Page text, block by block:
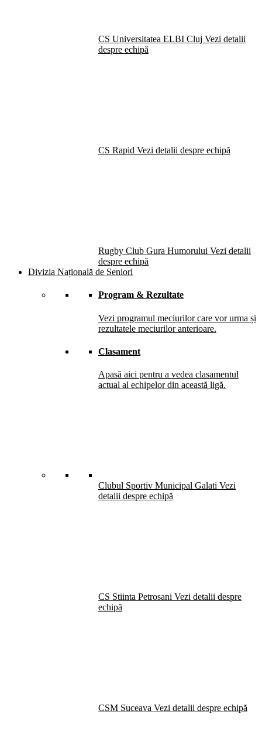
CS Universitatea ELBI Cluj Vezi detalii
despre echipă
CS Rapid Vezi detalii despre echipă
Rugby Club Gura Humorului Vezi detalii
despre echipă
Divizia Națională de Seniori
Program & Rezultate
Vezi programul meciurilor care vor urma și
rezultatele meciurilor anterioare.
Clasament
Apasă aici pentru a vedea clasamentul
actual al echipelor din această ligă.
Clubul Sportiv Municipal Galati Vezi
detalii despre echipă
CS Stiinta Petrosani Vezi detalii despre
echipă
CSM Suceava Vezi detalii despre echipă